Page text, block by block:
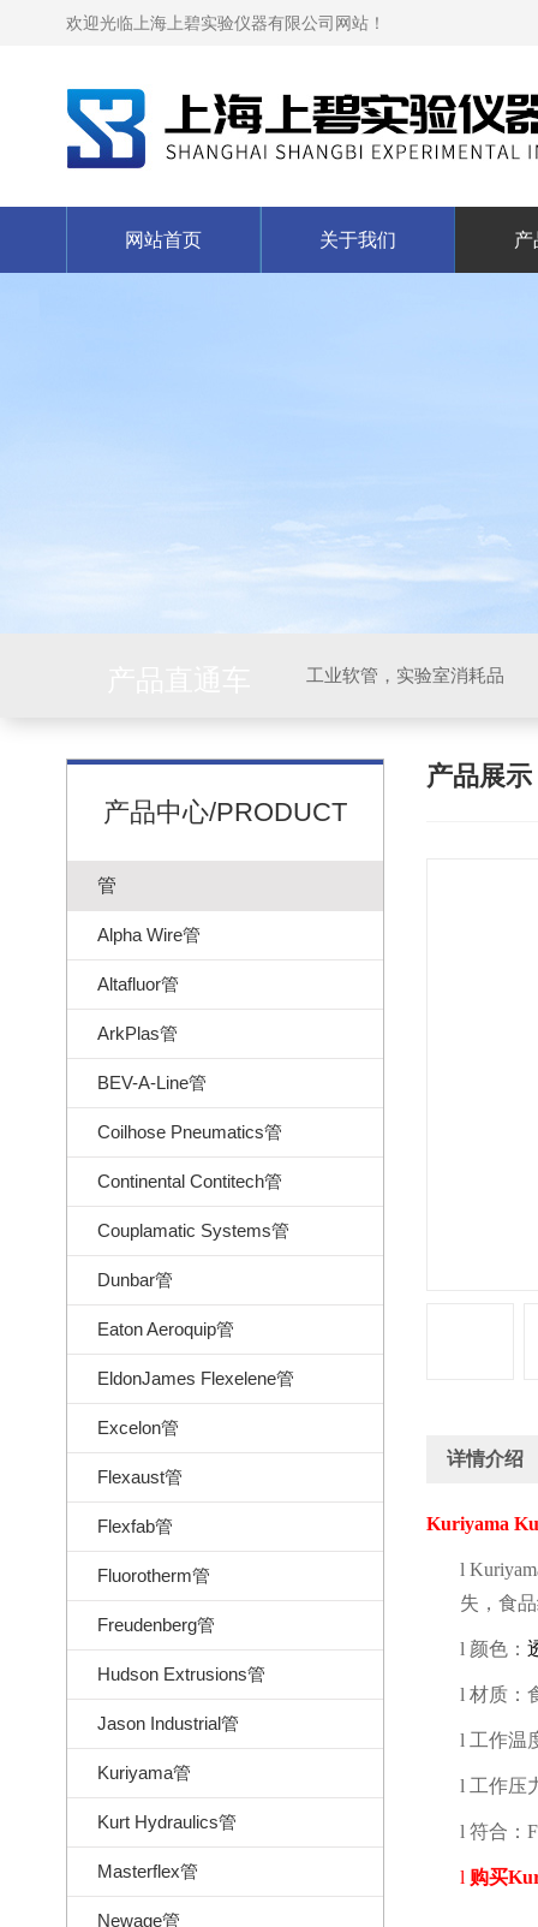
欢迎光临上海上碧实验仪器有限公司网站！
网站首页 关于我们 产
工业软管，实验室消耗品
产品中心/PRODUCT
管
Alpha Wire管
Altafluor管
ArkPlas管
BEV-A-Line管
Coilhose Pneumatics管
Continental Contitech管
Couplamatic Systems管
Dunbar管
Eaton Aeroquip管
EldonJames Flexelene管
Excelon管
Flexaust管
Flexfab管
Fluorotherm管
Freudenberg管
Hudson Extrusions管
Jason Industrial管
Kuriyama管
Kurt Hydraulics管
Masterflex管
Newage管
产品展示
详情介绍
Kuriyama
l
失，食
l 颜色：
l 材质：
l 工作温
l 工作压
l 符合：
l 购买